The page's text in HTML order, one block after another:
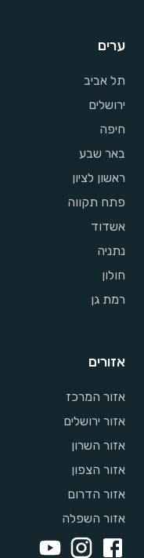
ערים
תל אביב
ירושלים
חיפה
באר שבע
ראשון לציון
פתח תקווה
אשדוד
נתניה
חולון
רמת גן
אזורים
אזור המרכז
אזור ירושלים
אזור השרון
אזור הצפון
אזור הדרום
אזור השפלה